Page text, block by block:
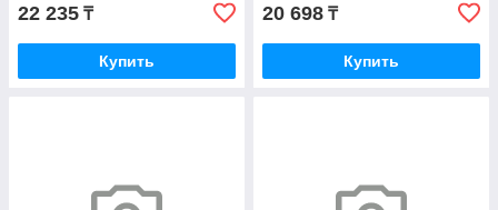
22 235 ₸
Купить
20 698 ₸
Купить